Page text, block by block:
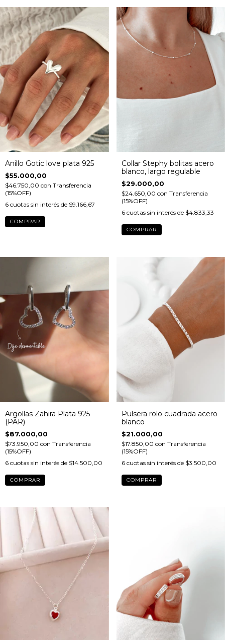
Anillo Gotic love plata 925
$55.000,00
$46.750,00 con Transferencia
(15%OFF)
6 cuotas sin interés de $9.166,67
COMPRAR
Collar Stephy bolitas acero
blanco, largo regulable
$29.000,00
$24.650,00 con Transferencia
(15%OFF)
6 cuotas sin interés de $4.833,33
Argollas Zahira Plata 925
(PAR)
$87.000,00
$73.950,00 con Transferencia
(15%OFF)
6 cuotas sin interés de $14.500,00
Pulsera rolo cuadrada acero
blanco
$21.000,00
$17.850,00 con Transferencia
(15%OFF)
6 cuotas sin interés de $3.500,00